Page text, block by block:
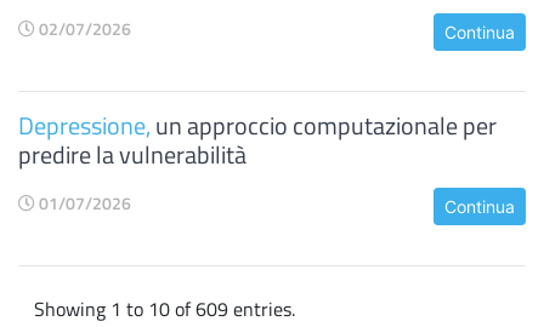
02/07/2026 Continua
Depressione,un approccio computazionale per
predire la vulnerabilità
01/07/2026 Continua
Showing 1 to 10 of 609 entries.